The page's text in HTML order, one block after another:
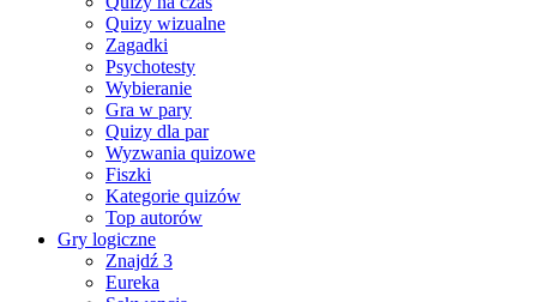
Quizy wizualne
Zagadki
Psychotesty
Wybieranie
Gra w pary
Quizy dla par
Wyzwania quizowe
Fiszki
Kategorie quizów
Top autorów
Gry logiczne
Znajdź 3
Eureka